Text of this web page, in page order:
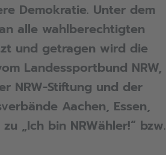
Demokratie. Unter dem
alle wahlberechtigten
und getragen wird die
Landessportbund NRW,
NRW-Stiftung und der
Aachen, Essen,
„Ich bin NRWähler!“ bzw.